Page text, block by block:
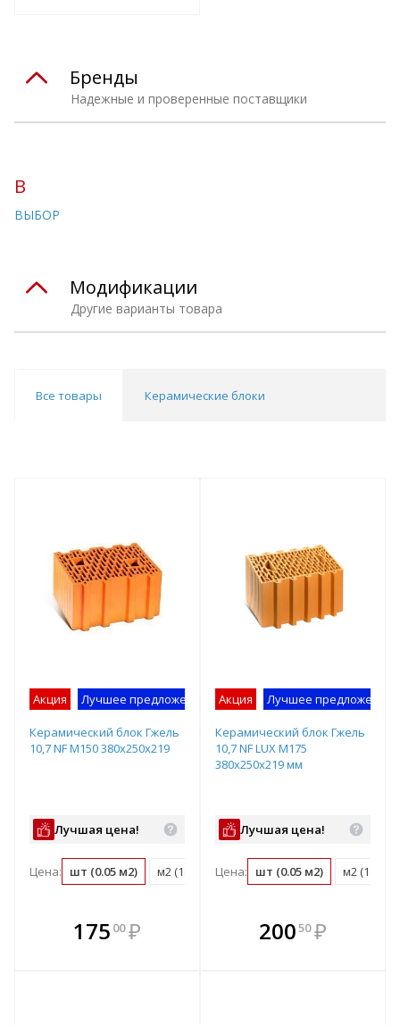
Надежные и проверенные поставщики
Бренды
В
ВЫБОР
Другие варианты товара
Модификации
Все товары Керамические блоки
Акция Лучшее предложение
Керамический блок Гжель
10,7 NF М150 380х250х219
Лучшая цена!
Цена: шт (0.05 м2) м2 (18.3 шт) м3 (48.1 шт) поддон (72
175 00 ₽
В комплекте
всегда выгоднее!
Акция Лучшее предложение
Керамический блок Гжель
10,7 NF LUX М175
380х250х219 мм
Лучшая цена!
Цена: шт (0.05 м2) м2 (18.3
В комплекте
всегда выгоднее!
20050 ₽